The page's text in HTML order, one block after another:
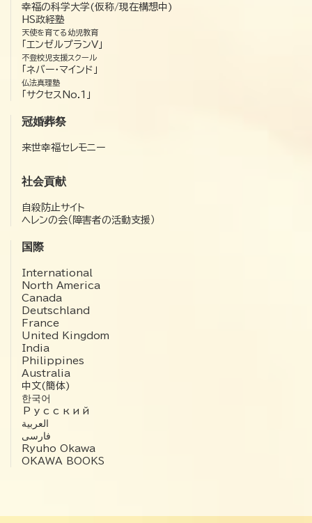
幸福の科学大学(仮称/現在構想中)
HS政経塾
天使を育てる幼児教育
「エンゼルプランV」
不登校児支援スクール
「ネバー・マインド」
仏法真理塾
「サクセスNo.1」
冠婚葬祭
来世幸福セレモニー
社会貢献
自殺防止サイト
ヘレンの会（障害者の活動支援）
国際
International
North America
Canada
Deutschland
France
United Kingdom
India
Philippines
Australia
中文(簡体)
한국어
Русский
العربية‏
فارسی
Ryuho Okawa
OKAWA BOOKS